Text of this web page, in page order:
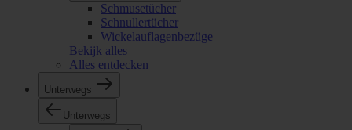
Schmusetücher
Schnullertücher
Wickelauflagenbezüge
Bekijk alles
Alles entdecken
Unterwegs
Unterwegs